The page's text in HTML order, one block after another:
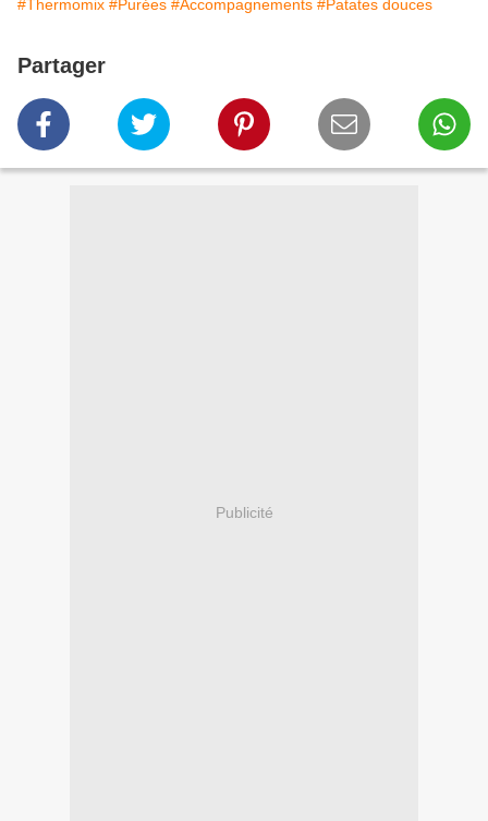
#Thermomix #Purées #Accompagnements #Patates douces
Partager
Publicité